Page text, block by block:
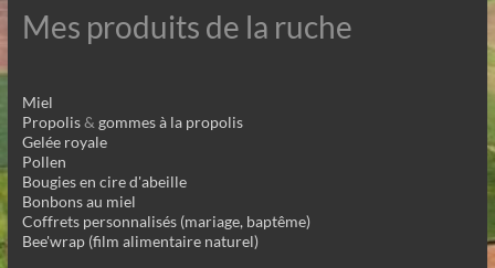
Mes produits de la ruche
Miel
Propolis& gommes à la propolis
Gelée royale
Pollen
Bougies en cire d'abeille
Bonbons au miel
Coffrets personnalisés (mariage, baptême)
Bee'wrap (film alimentaire naturel)